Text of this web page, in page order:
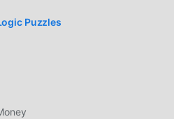
Spiel hat ihm sein
eine große Anzahl von
gewinnen. Im Gegensatz zu
müssen Sie in Sudoku
Puzzles